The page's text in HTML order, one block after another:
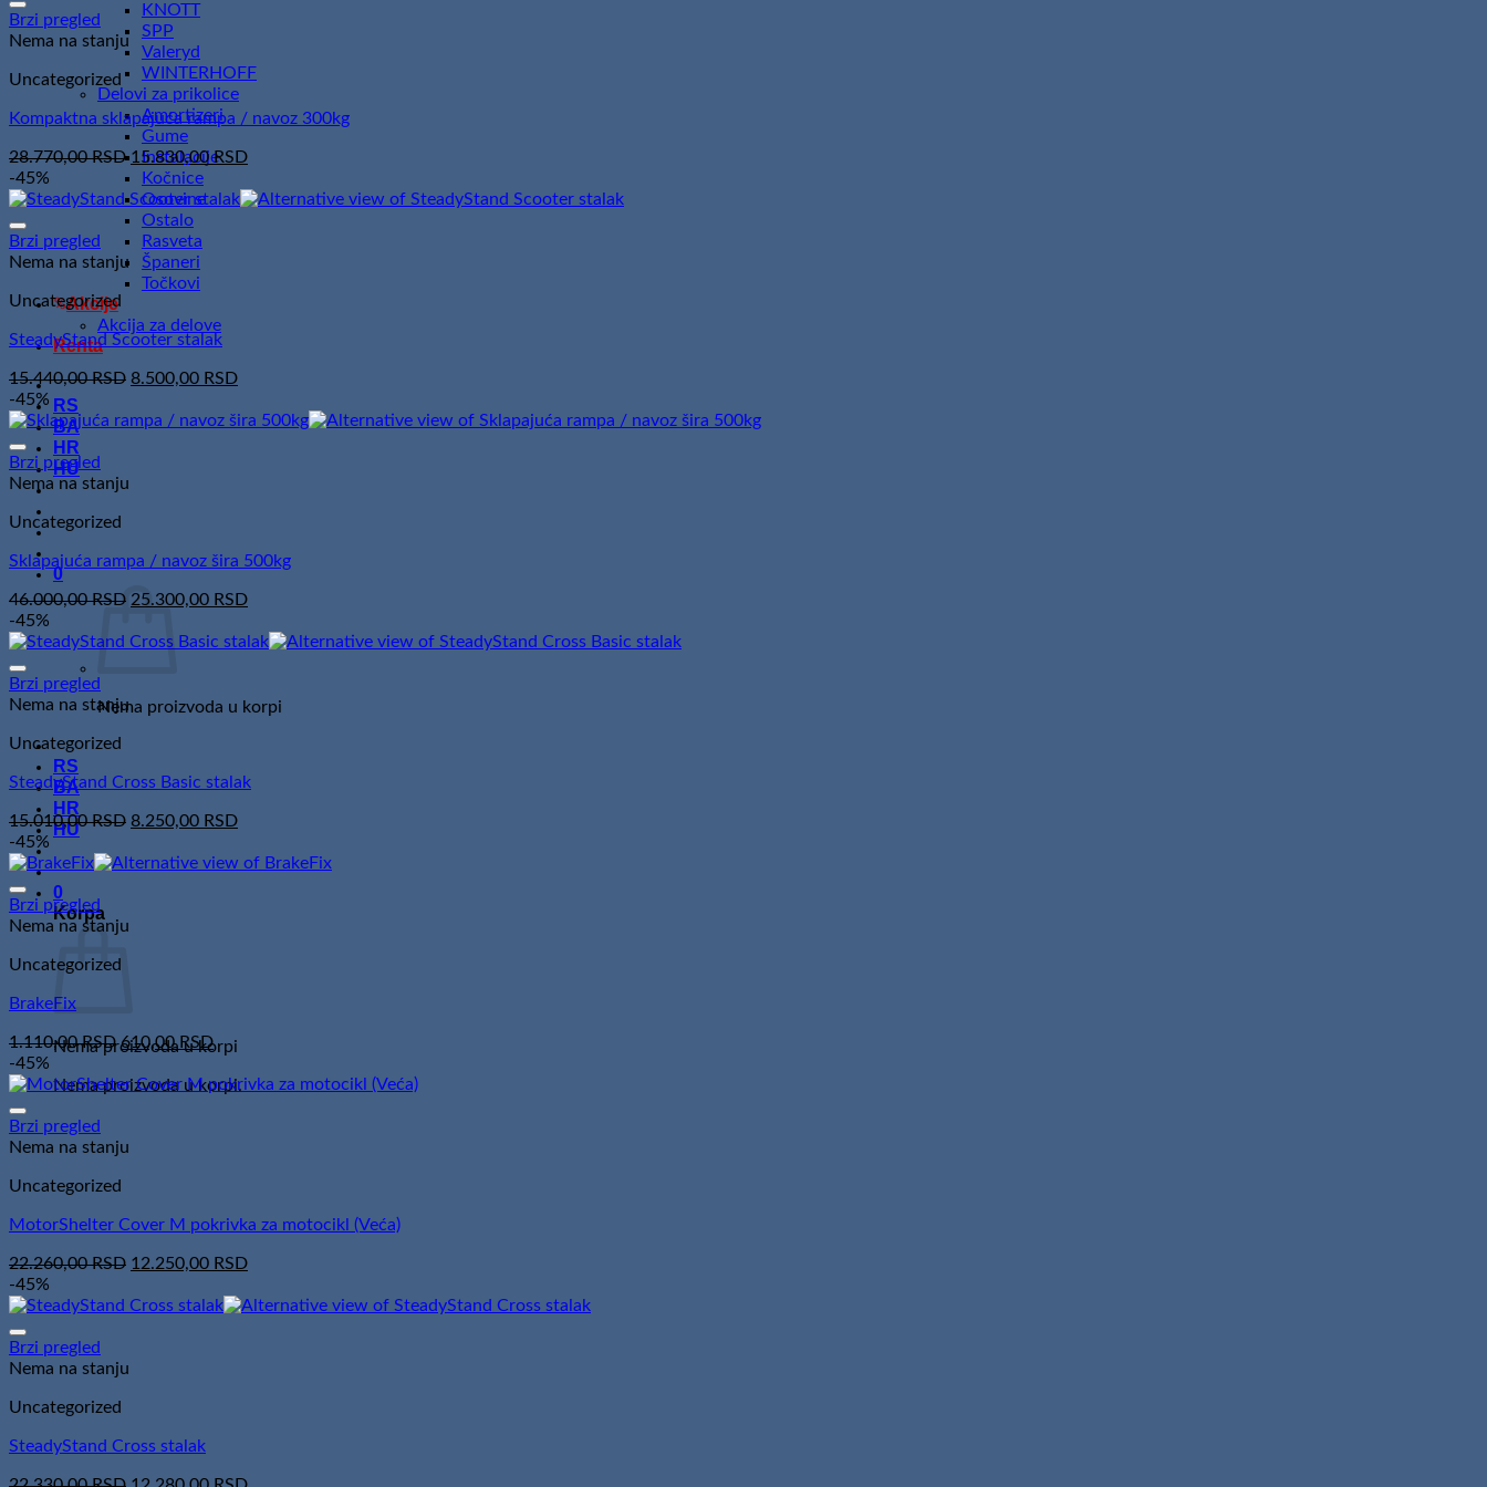
KNOTT
SPP
Valeryd
WINTERHOFF
Delovi za prikolice
Amortizeri
Gume
Instalacije
Kočnice
Osovine
Ostalo
Rasveta
Španeri
Točkovi
Akcije
Akcija za delove
Renta
RS
BA
HR
HU
0
Nema proizvoda u korpi
RS
BA
HR
HU
0
Korpa
Nema proizvoda u korpi
Nema proizvoda u korpi.
Brzi pregled
Nema na stanju
Uncategorized
Kompaktna sklapajuća rampa / navoz 300kg
28.770,00RSD Original
price
was:
28.770,00 RSD.
15.830,00RSDCurrent
is:
-45%
Brzi pregled
Nema na stanju
Uncategorized
SteadyStand Scooter stalak
15.440,00RSD Original
was:
8.500,00 RSDCurrent
is:
-45%
Brzi pregled
Nema na stanju
Uncategorized
Sklapajuća rampa / navoz šira 500kg
46.000,00RSD Original
was:
25.300,00 RSDCurrent
is:
-45%
Brzi pregled
Nema na stanju
Uncategorized
SteadyStand Cross Basic stalak
15.010,00RSD Original
was:
8.250,00 RSDCurrent
is:
-45%
Brzi pregled
Nema na stanju
Uncategorized
BrakeFix
1.110,00RSD Original
was:
610,00 RSDCurrent
is:
-45%
Brzi pregled
Nema na stanju
Uncategorized
MotorShelter Cover M pokrivka za motocikl (Veća)
22.260,00RSD Original
was:
12.250,00 RSDCurrent
is:
-45%
Brzi pregled
Nema na stanju
Uncategorized
SteadyStand Cross stalak